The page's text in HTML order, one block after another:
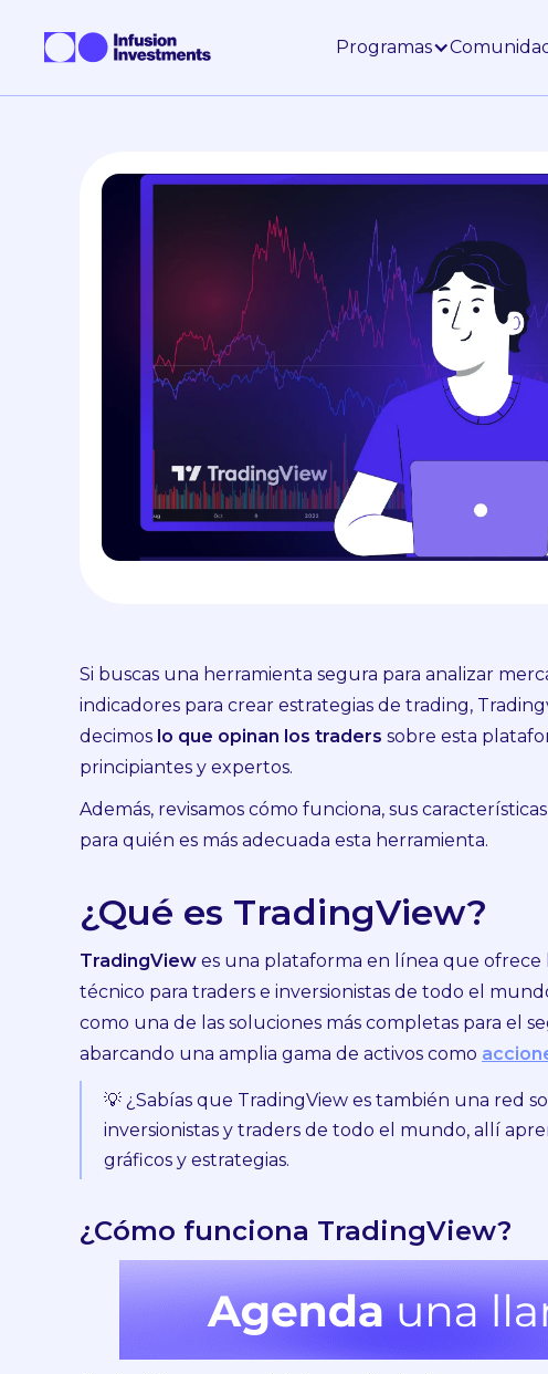
Programas
Si buscas una herramienta segura para analizar
indicadores para crear estrategias de trading,
decimos lo que opinan los traders sobre esta
principiantes y expertos.
Además, revisamos cómo funciona, sus
para quién es más adecuada esta herramienta.
¿Qué es TradingView?
TradingView es una plataforma en línea que ofrece
técnico para traders e inversionistas de todo el
como una de las soluciones más completas para el
abarcando una amplia gama de activos como
💡 ¿Sabías que TradingView es también una red
inversionistas y traders de todo el mundo, allí
gráficos y estrategias.
¿Cómo funciona TradingView?